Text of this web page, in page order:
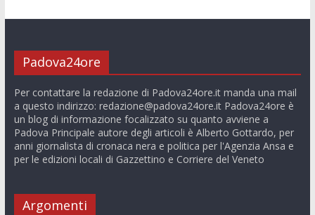
Padova24ore
Per contattare la redazione di Padova24ore.it manda una mail
a questo indirizzo: redazione@padova24ore.itPadova24ore è
un blog di informazione focalizzato su quanto avviene a
Padova Principale autore degli articoli è Alberto Gottardo, per
anni giornalista di cronaca nera e politica per l'Agenzia Ansa e
per le edizioni locali di Gazzettino e Corriere del Veneto
Argomenti